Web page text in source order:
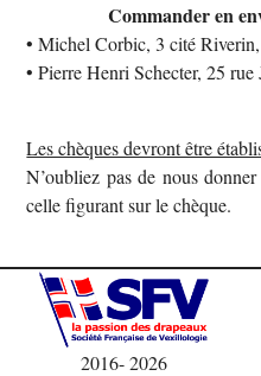
Commander en
• Michel Corbic, 3 cité
• Pierre Henri Schecter, 25
Les chèques devront être
N’oubliez pas de nous
celle figurant sur le chèque.
2016- 2026